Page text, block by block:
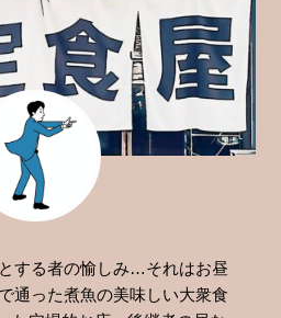
する者の愉しみ…それはお昼
通った煮魚の美味しい大衆食